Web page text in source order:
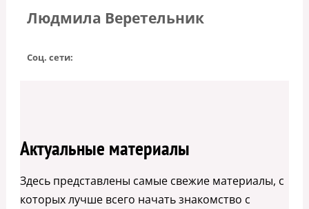
Людмила Веретельник
Соц. сети:
Актуальные материалы
Здесь представлены самые свежие материалы, с
которых лучше всего начать знакомство с